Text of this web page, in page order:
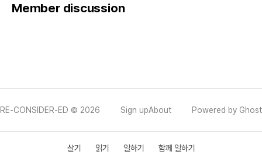
Member discussion
RE-CONSIDER-ED © 2026 Sign upAbout Powered by Ghost
살기 읽기 일하기 함께 일하기